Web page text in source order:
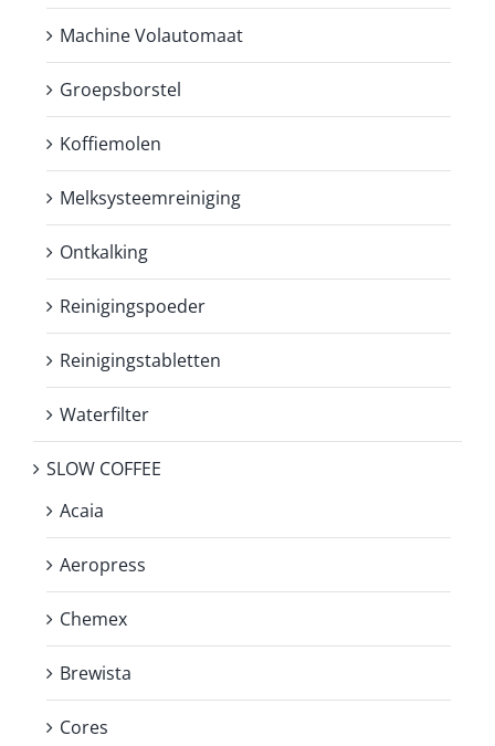
Machine Volautomaat
Groepsborstel
Koffiemolen
Melksysteemreiniging
Ontkalking
Reinigingspoeder
Reinigingstabletten
Waterfilter
SLOW COFFEE
Acaia
Aeropress
Chemex
Brewista
Cores